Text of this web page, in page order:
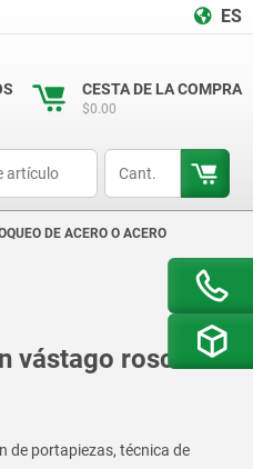
ES
CESTA DE LA COMPRA
$0.00
DE ACERO O ACERO
vástago roscado
de portapiezas, técnica de